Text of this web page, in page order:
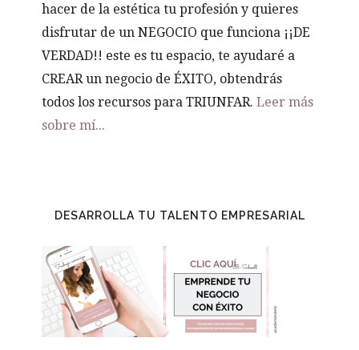
hacer de la estética tu profesión y quieres
disfrutar de un NEGOCIO que funciona ¡¡DE
VERDAD!! este es tu espacio, te ayudaré a
CREAR un negocio de ÉXITO, obtendrás
todos los recursos para TRIUNFAR.Leer más
sobre mí...
DESARROLLA TU TALENTO EMPRESARIAL